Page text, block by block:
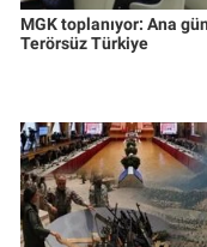
MGK toplanıyor: Ana
Terörsüz Türkiye